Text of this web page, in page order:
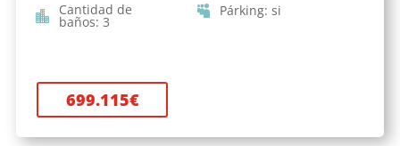
Cantidad de
baños: 3
Párking: si
699.115€